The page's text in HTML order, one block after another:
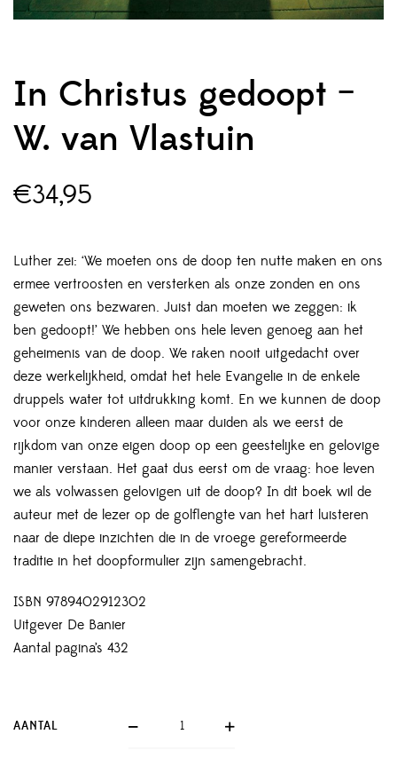
In Christus gedoopt –
W. van Vlastuin
€34,95
Luther zei: ‘We moeten ons de doop ten nutte maken en ons
ermee vertroosten en versterken als onze zonden en ons
geweten ons bezwaren. Juist dan moeten we zeggen: ik
ben gedoopt!’ We hebben ons hele leven genoeg aan het
geheimenis van de doop. We raken nooit uitgedacht over
deze werkelijkheid, omdat het hele Evangelie in de enkele
druppels water tot uitdrukking komt. En we kunnen de doop
voor onze kinderen alleen maar duiden als we eerst de
rijkdom van onze eigen doop op een geestelijke en gelovige
manier verstaan. Het gaat dus eerst om de vraag: hoe leven
we als volwassen gelovigen uit de doop? In dit boek wil de
auteur met de lezer op de golflengte van het hart luisteren
naar de diepe inzichten die in de vroege gereformeerde
traditie in het doopformulier zijn samengebracht.
ISBN 9789402912302
Uitgever De Banier
Aantal pagina’s 432
AANTAL